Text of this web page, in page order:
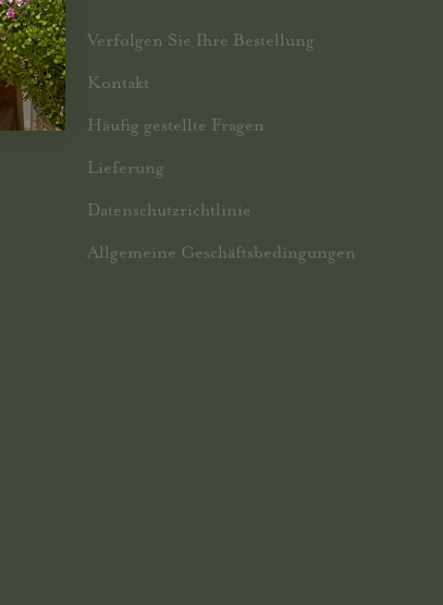
Verfolgen Sie Ihre Bestellung
Kontakt
Häufig gestellte Fragen
Lieferung
Datenschutzrichtlinie
Allgemeine Geschäftsbedingungen